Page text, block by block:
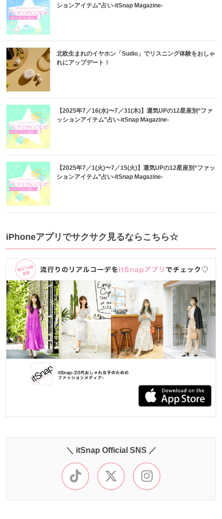
ションアイテム”占い-itSnap Magazine-
北欧生まれのイヤホン「Sudio」でリスニング体験をおしゃ
れにアップデート！
【2025年7／16(水)〜7／31(木)】運気UPの12星座別“ファ
ッションアイテム”占い-itSnap Magazine-
【2025年7／1(火)〜7／15(火)】運気UPの12星座別“ファッ
ションアイテム”占い-itSnap Magazine-
iPhoneアプリでサクサク見るならこちら☆
＼ itSnap Official SNS ／